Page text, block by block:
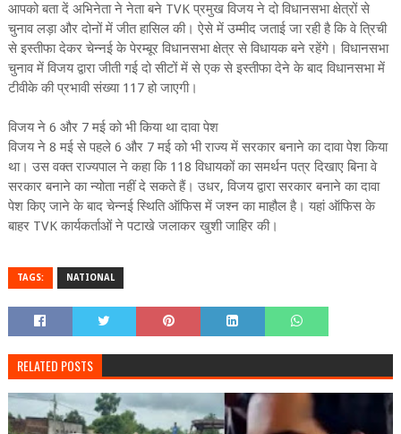
आपको बता दें अभिनेता ने नेता बने TVK प्रमुख विजय ने दो विधानसभा क्षेत्रों से
चुनाव लड़ा और दोनों में जीत हासिल की। ऐसे में ​​उम्मीद जताई जा रही है कि वे त्रिची
से इस्तीफा देकर चेन्नई के पेरम्बूर विधानसभा क्षेत्र से विधायक बने रहेंगे। विधानसभा
चुनाव में विजय द्वारा जीती गई दो सीटों में से एक से इस्तीफा देने के बाद विधानसभा में
टीवीके की प्रभावी संख्या 117 हो जाएगी।
विजय ने 6 और 7 मई को भी किया था दावा पेश
विजय ने 8 मई से पहले 6 और 7 मई को भी राज्य में सरकार बनाने का दावा पेश किया
था। उस वक्त राज्यपाल ने कहा कि 118 विधायकों का समर्थन पत्र दिखाए बिना वे
सरकार बनाने का न्योता नहीं दे सकते हैं। उधर, विजय द्वारा सरकार बनाने का दावा
पेश किए जाने के बाद चेन्नई स्थिति ऑफिस में जश्न का माहौल है। यहां ऑफिस के
बाहर TVK कार्यकर्ताओं ने पटाखे जलाकर खुशी जाहिर की।
TAGS: NATIONAL
RELATED POSTS